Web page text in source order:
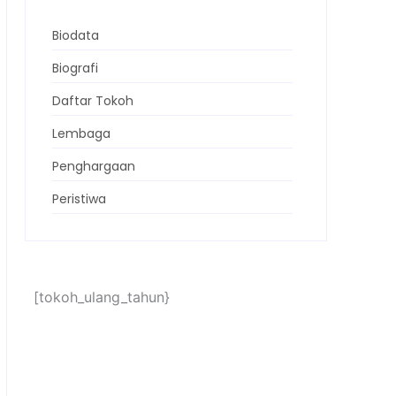
Biodata
Biografi
Daftar Tokoh
Lembaga
Penghargaan
Peristiwa
[tokoh_ulang_tahun}